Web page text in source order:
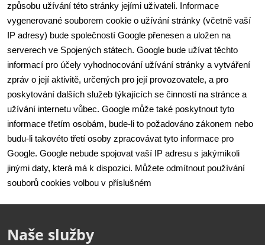
způsobu užívání této stránky jejími uživateli. Informace
vygenerované souborem cookie o užívání stránky (včetně vaší
IP adresy) bude společností Google přenesen a uložen na
serverech ve Spojených státech. Google bude užívat těchto
informací pro účely vyhodnocování užívání stránky a vytváření
zpráv o její aktivitě, určených pro její provozovatele, a pro
poskytování dalších služeb týkajících se činností na stránce a
užívání internetu vůbec. Google může také poskytnout tyto
informace třetím osobám, bude-li to požadováno zákonem nebo
budu-li takovéto třetí osoby zpracovávat tyto informace pro
Google. Google nebude spojovat vaší IP adresu s jakýmikoli
jinými daty, která má k dispozici. Můžete odmítnout používání
souborů cookies volbou v příslušném
Naše služby